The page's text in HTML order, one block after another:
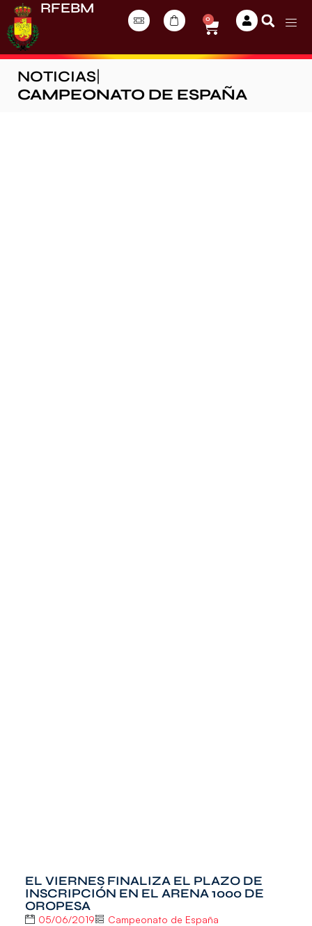
RFEBM
0
NOTICIAS
CAMPEONATO DE ESPAÑA
EL VIERNES FINALIZA EL PLAZO DE
INSCRIPCIÓN EN EL ARENA 1000 DE
OROPESA
05/06/2019 Campeonato de España